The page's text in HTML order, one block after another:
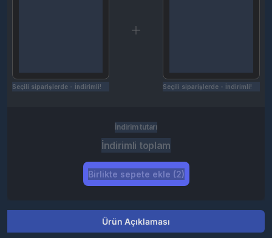
Seçili siparişlerde - İndirimli! Seçili siparişlerde - İndirimli!
İndirim tutarı
İndirimli toplam
Birlikte sepete ekle (2)
Ürün Açıklaması